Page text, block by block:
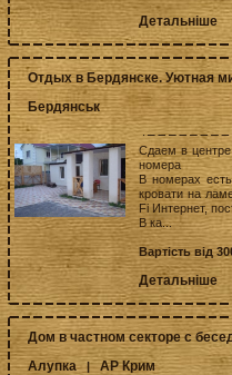
Детальніше
Отдых в Бердянске. Уютная
Бердянськ
Сдаем в
номера
В номерах
кровати на
Fi Интернет,
В ка...
Вартість від
Детальніше
Дом в частном секторе с
Алупка |АР Крим